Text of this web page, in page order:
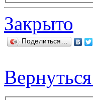
Закрыто
Поделиться…